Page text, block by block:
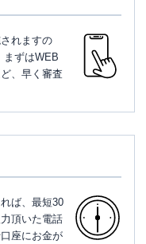
れますの
まずはWEB
、早く審査
ば、最短30
頂いた電話
座にお金が